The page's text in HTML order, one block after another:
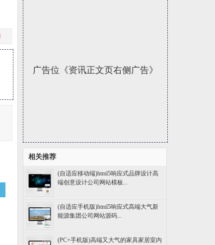
广告位《资讯正文页右侧广告》
相关推荐
(自适应移动端)html5响应式品牌设计高
端创意设计公司网站模板...
(自适应手机版)html5响应式高端大气新
能源集团公司网站源码...
(PC+手机版)高端又大气的家具家居室内